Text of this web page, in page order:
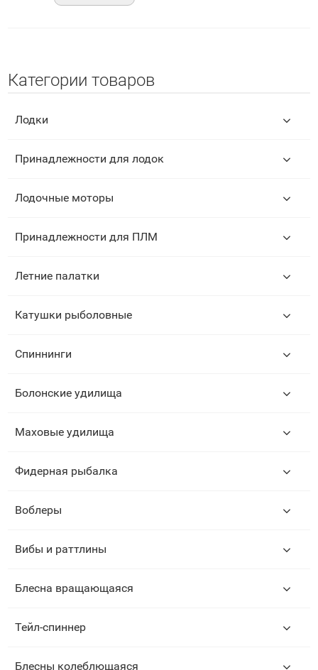
Категории товаров
Лодки
Принадлежности для лодок
Лодочные моторы
Принадлежности для ПЛМ
Летние палатки
Катушки рыболовные
Спиннинги
Болонские удилища
Маховые удилища
Фидерная рыбалка
Воблеры
Вибы и раттлины
Блесна вращающаяся
Тейл-спиннер
Блесны колеблющаяся